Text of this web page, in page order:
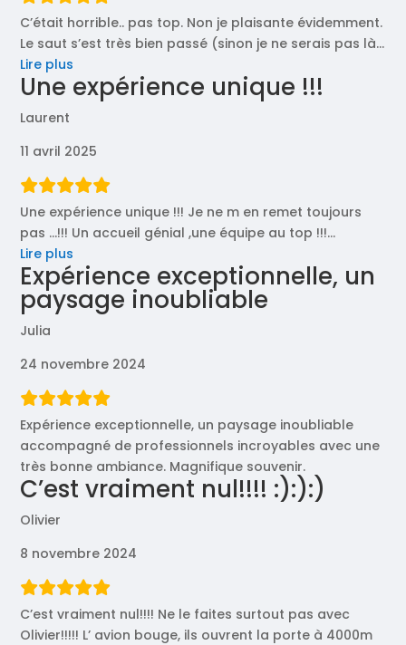
C’était horrible.. pas top. Non je plaisante évidemment.
Le saut s’est très bien passé (sinon je ne serais pas là…
Lire plus
horrible..
:):) »
Une expérience unique !!!
Laurent
11 avril 2025
Une expérience unique !!! Je ne m en remet toujours
pas …!!! Un accueil génial ,une équipe au top !!!…
Lire plus
expérience
unique
Expérience exceptionnelle, un
paysage inoubliable
Julia
24 novembre 2024
Expérience exceptionnelle, un paysage inoubliable
accompagné de professionnels incroyables avec une
très bonne ambiance. Magnifique souvenir.
C’est vraiment nul!!!! :):):)
Olivier
8 novembre 2024
C’est vraiment nul!!!! Ne le faites surtout pas avec
Olivier!!!!! L’ avion bouge, ils ouvrent la porte à 4000m